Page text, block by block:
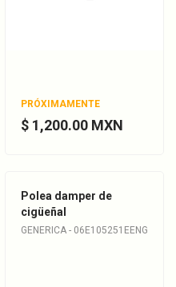
PRÓXIMAMENTE
$ 1,200.00 MXN
Polea damper de
cigüeñal
GENERICA - 06E105251EENG